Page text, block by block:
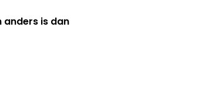
anders is dan